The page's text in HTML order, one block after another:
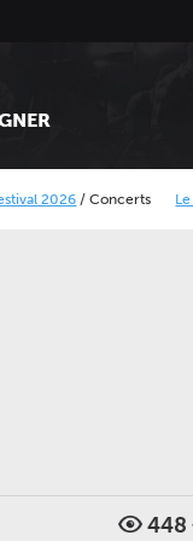
/Concerts Le Calais
448